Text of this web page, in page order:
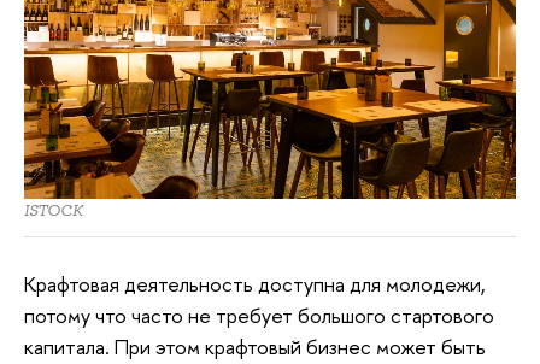
ISTOCK
Крафтовая деятельность доступна для молодежи,
потому что часто не требует большого стартового
капитала. При этом крафтовый бизнес может быть